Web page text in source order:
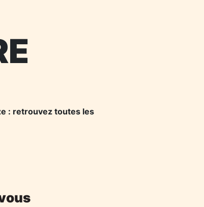
: retrouvez toutes les